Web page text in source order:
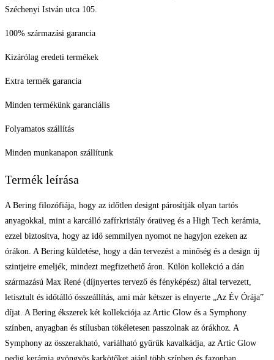
Széchenyi István utca 105.
100% származási garancia
Kizárólag eredeti termékek
Extra termék garancia
Minden termékünk garanciális
Folyamatos szállítás
Minden munkanapon szállítunk
Termék leírása
A Bering filozófiája, hogy az időtlen designt párosítják olyan tartós
anyagokkal, mint a karcálló zafírkristály óraüveg és a High Tech kerámia,
ezzel biztosítva, hogy az idő semmilyen nyomot ne hagyjon ezeken az
órákon. A Bering küldetése, hogy a dán tervezést a minőség és a design új
szintjeire emeljék, mindezt megfizethető áron. Külön kollekció a dán
származású Max René (díjnyertes tervező és fényképész) által tervezett,
letisztult és időtálló összeállítás, ami már kétszer is elnyerte „Az Év Órája”
díjat. A Bering ékszerek két kollekciója az Artic Glow és a Symphony
színben, anyagban és stílusban tökéletesen passzolnak az órákhoz. A
Symphony az összerakható, variálható gyűrűk kavalkádja, az Artic Glow